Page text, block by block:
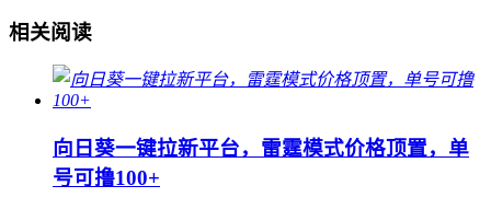
相关阅读
向日葵一键拉新平台，雷霆模式价格顶置，单
号可撸100+